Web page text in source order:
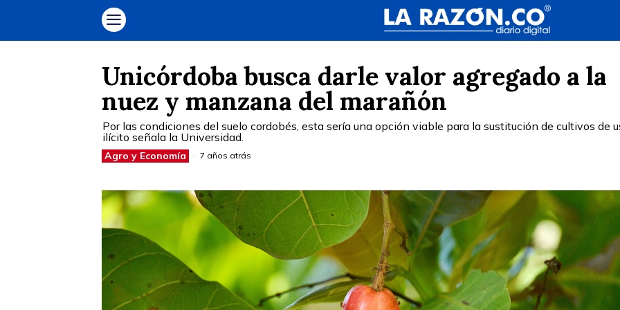
Unicórdoba busca darle valor agregado a la
nuez y manzana del marañón
Por las condiciones del suelo cordobés, esta sería una opción viable para la sustitución de cultivos de
ilícito señala la Universidad.
Agro y Economía 7 años atrás